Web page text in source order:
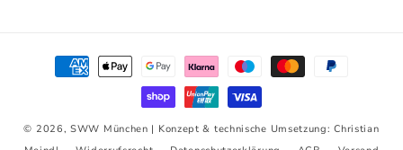
Zahlungsmethoden
© 2026,SWW München | Konzept & technische Umsetzung:Christian